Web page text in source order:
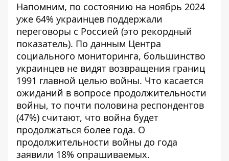
Напомним, по состоянию на ноябрь 2024
уже 64% украинцев поддержали
переговоры с Россией (это рекордный
показатель). По данным Центра
социального мониторинга, большинство
украинцев не видят возвращения границ
1991 главной целью войны. Что касается
ожиданий в вопросе продолжительности
войны, то почти половина респондентов
(47%) считают, что война будет
продолжаться более года. О
продолжительности войны до года
заявили 18% опрашиваемых.